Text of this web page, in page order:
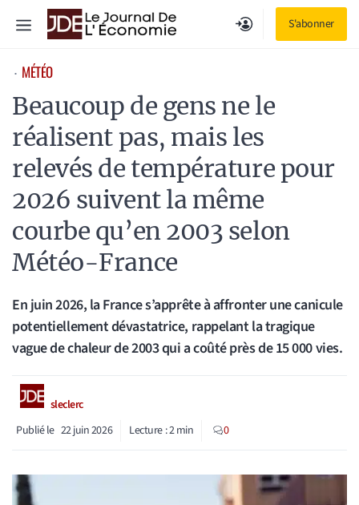
S'abonner
Menu
⋅ MÉTÉO
Beaucoup de gens ne le
réalisent pas, mais les
relevés de température pour
2026 suivent la même
courbe qu’en 2003 selon
Météo-France
En juin 2026, la France s’apprête à affronter une canicule
potentiellement dévastatrice, rappelant la tragique
vague de chaleur de 2003 qui a coûté près de 15 000 vies.
sleclerc
Publié le 22 juin 2026 Lecture :2min 0